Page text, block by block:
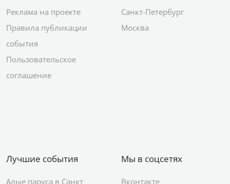
Реклама на проекте
Правила публикации
события
Пользовательское
соглашение
Санкт-Петербург
Москва
Лучшие события
Алые паруса в Санкт
Мы в соцсетях
Вконтакте